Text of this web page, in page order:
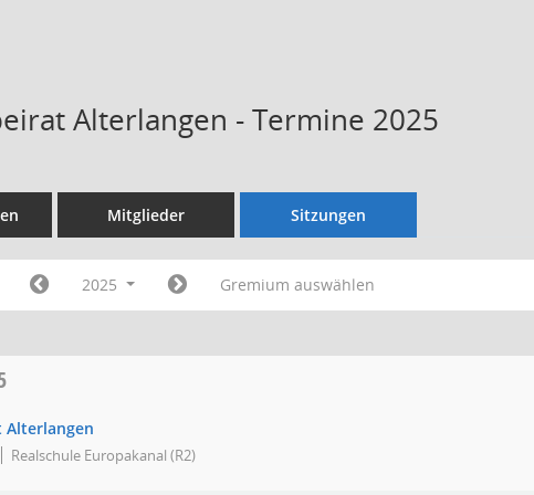
Alterlangen - Termine 2025
Mitglieder Sitzungen
2025 Gremium auswählen
Realschule Europakanal (R2)